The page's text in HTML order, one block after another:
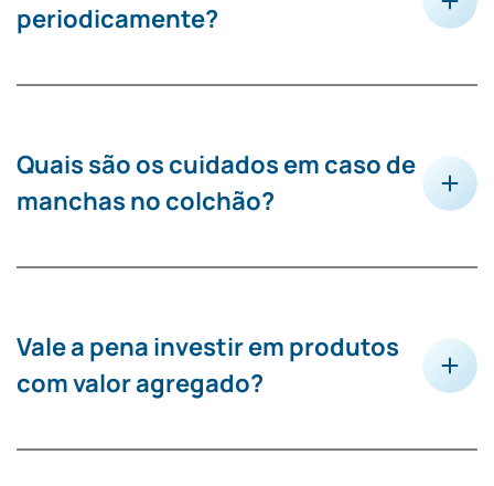
periodicamente?
Quais são os cuidados em caso de
manchas no colchão?
Vale a pena investir em produtos
com valor agregado?